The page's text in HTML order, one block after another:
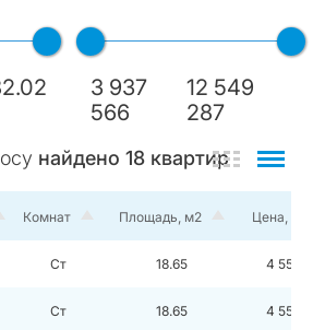
3 937
566
12 549
287
найдено 18 квартир
Комнат Площадь, м2 Цена, руб
Ст 18.65 4 552
Ст 18.65 4 552